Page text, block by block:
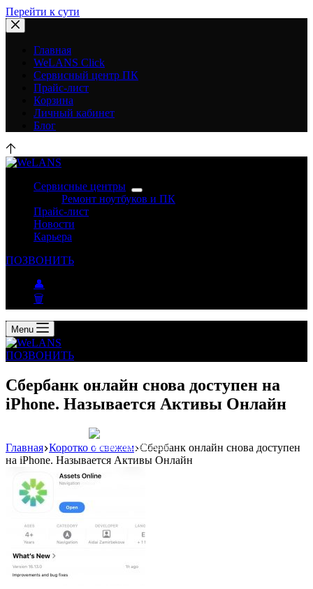
Перейти к сути
Главная
WeLANS Click
Сервисный центр ПК
Прайс-лист
Корзина
Личный кабинет
Блог
Сервисные центры
Ремонт ноутбуков и ПК
Прайс-лист
Новости
Карьера
ПОЗВОНИТЬ
👤
🗑
Menu
ПОЗВОНИТЬ
Сбербанк онлайн снова доступен на
iPhone. Называется Активы Онлайн
Реклама: WeLANS облако
Главная Коротко о свежем Сбербанк онлайн снова доступен
на iPhone. Называется Активы Онлайн